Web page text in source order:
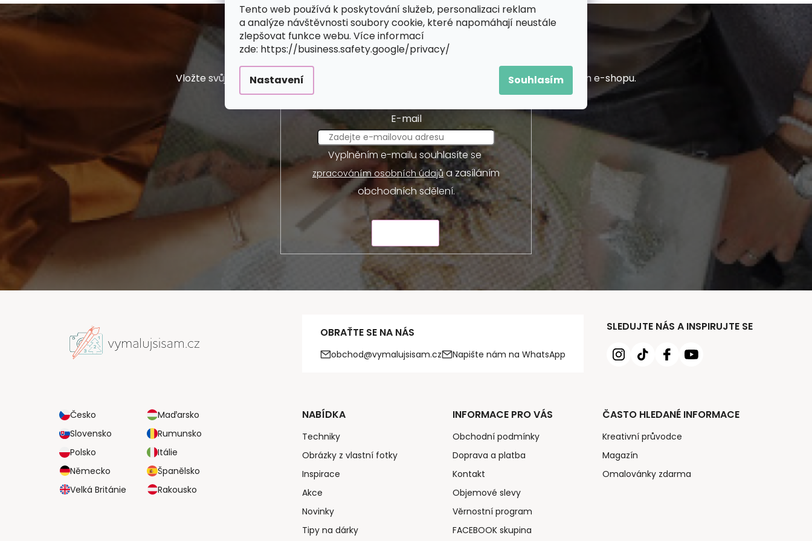
Tento web používá k poskytování služeb, personalizaci reklam
a analýze návštěvnosti soubory cookie, které napomáhají neustále
zlepšovat funkce webu. Více informací
zde: https://business.safety.google/privacy/
Nastavení Souhlasím
Odebírat newsletter
Vložte svůj e-mail a my vám budeme zasílat informace o nových produktech na našem e-shopu.
E-mail
Vyplněním e-mailu souhlasíte se
zpracováním osobních údajůa zasíláním
obchodních sdělení.
OBRAŤTE SE NA NÁS
obchod@vymalujsisam.cz Napište nám na WhatsApp
SLEDUJTE NÁS A INSPIRUJTE SE
Česko
Maďarsko
Slovensko
Rumunsko
Polsko
Itálie
Německo
Španělsko
Velká Británie
Rakousko
NABÍDKA
Techniky
Obrázky z vlastní fotky
Inspirace
Akce
Novinky
Tipy na dárky
INFORMACE PRO VÁS
Obchodní podmínky
Doprava a platba
Kontakt
Objemové slevy
Věrnostní program
FACEBOOK skupina
ČASTO HLEDANÉ INFORMACE
Kreativní průvodce
Magazín
Omalovánky zdarma